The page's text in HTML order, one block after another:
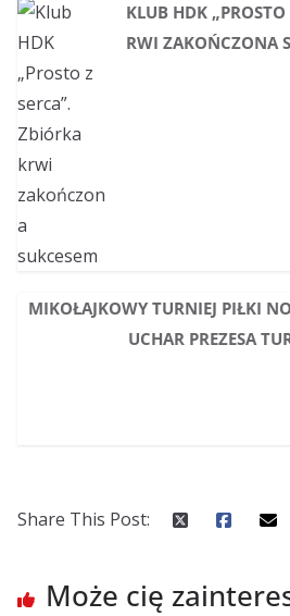
KLUB HDK
RWI ZAKOŃCZONA
MIKOŁAJKOWY TURNIEJ PIŁKI
UCHAR PREZESA
Share This Post:
Może cię